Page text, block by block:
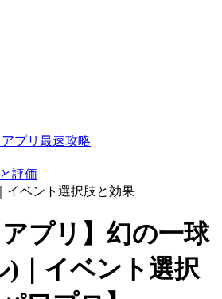
プリ最速攻略
評価
イベント選択肢と効果
アプリ】幻の一球
)｜イベント選択